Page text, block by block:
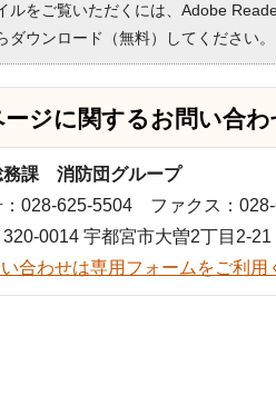
ルをご覧いただくには、Adobe
ダウンロード（無料）してください。
ジに関するお問い合わ
務課 消防団グループ
：028-625-5504 ファクス：
0014 宇都宮市大曽2丁目2-21
合わせは専用フォームをご利用